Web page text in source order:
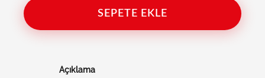
SEPETE EKLE
Açıklama